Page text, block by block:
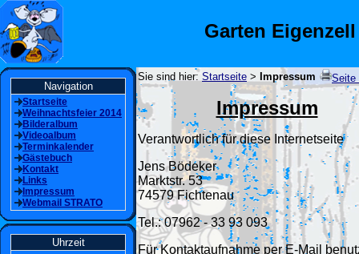
Garten
Navigation
Startseite
Weihnachtsfeier 2014
Bilderalbum
Videoalbum
Terminkalender
Gästebuch
Kontakt
Links
Impressum
Webmail STRATO
Uhrzeit
Sie sind hier: Startseite > Impressum Seite
Impressum
Verantwortlich für diese Internetseite
Jens Bödeker
Marktstr. 53
74579 Fichtenau
Tel.: 07962 - 33 93 093
Für Kontaktaufnahme per E-Mail